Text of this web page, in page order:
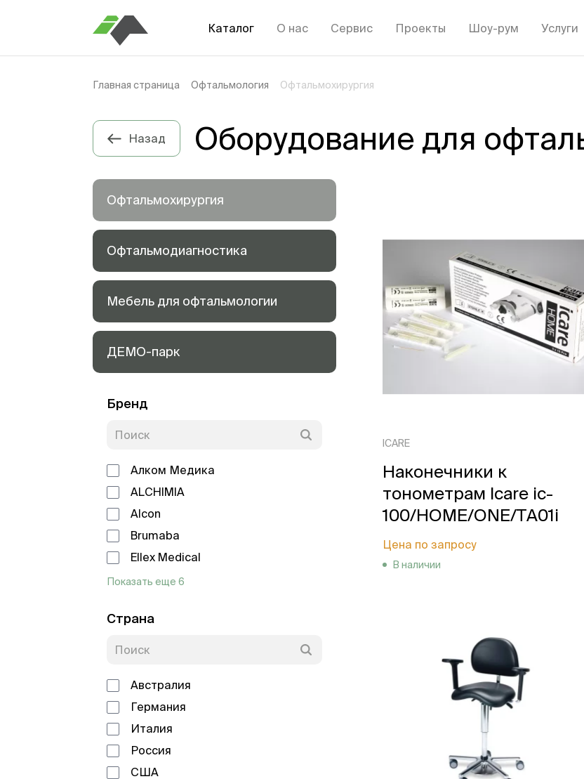
Каталог О нас Сервис Проекты Шоу-рум Услуги
Главная страница Офтальмология Офтальмохирургия
Назад Оборудование для
Офтальмохирургия
Офтальмодиагностика
Мебель для офтальмологии
ДЕМО-парк
Бренд
Алком Медика
ALCHIMIA
Alcon
Brumaba
Ellex Medical
Показать еще 6
Страна
Австралия
Германия
Италия
Россия
США
ICARE
Наконечники к
тонометрам Icare ic-
100/HOME/ONE/TA01i
Цена по запросу
В наличии